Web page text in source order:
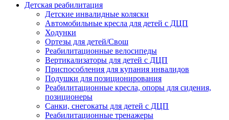
Детская реабилитация
Детские инвалидные коляски
Автомобильные кресла для детей с ДЦП
Ходунки
Ортезы для детей/Свош
Реабилитационные велосипеды
Вертикализаторы для детей с ДЦП
Приспособления для купания инвалидов
Подушки для позиционирования
Реабилитационные кресла, опоры для сидения,
позиционеры
Санки, снегокаты для детей с ДЦП
Реабилитационные тренажеры